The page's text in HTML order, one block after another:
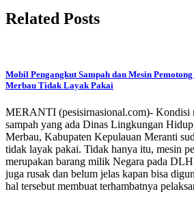
Related Posts
Mobil Pengangkut Sampah dan Mesin
Merbau Tidak Layak Pakai
MERANTI (pesisirnasional.com)- Kondisi
sampah yang ada Dinas Lingkungan
Merbau, Kabupaten Kepulauan Meranti
tidak layak pakai. Tidak hanya itu, mesin
merupakan barang milik Negara pada
juga rusak dan belum jelas kapan bisa
hal tersebut membuat terhambatnya